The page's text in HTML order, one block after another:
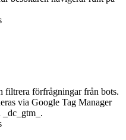
filtrera förfrågningar från bots.
via Google Tag Manager
_dc_gtm_.